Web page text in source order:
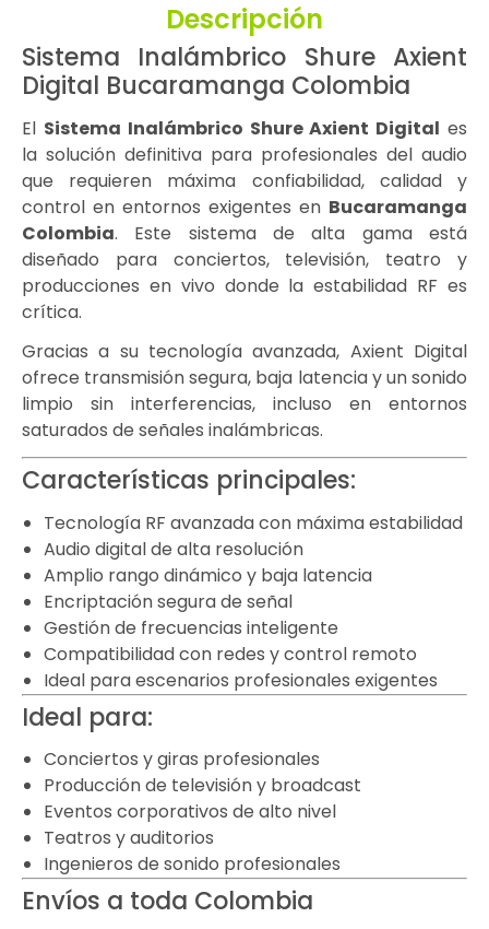
Descripción
Sistema Inalámbrico Shure Axient
Digital Bucaramanga Colombia
El Sistema Inalámbrico Shure Axient Digital es
la solución definitiva para profesionales del audio
que requieren máxima confiabilidad, calidad y
control en entornos exigentes en Bucaramanga
Colombia. Este sistema de alta gama está
diseñado para conciertos, televisión, teatro y
producciones en vivo donde la estabilidad RF es
crítica.
Gracias a su tecnología avanzada, Axient Digital
ofrece transmisión segura, baja latencia y un sonido
limpio sin interferencias, incluso en entornos
saturados de señales inalámbricas.
Características principales:
Tecnología RF avanzada con máxima estabilidad
Audio digital de alta resolución
Amplio rango dinámico y baja latencia
Encriptación segura de señal
Gestión de frecuencias inteligente
Compatibilidad con redes y control remoto
Ideal para escenarios profesionales exigentes
Ideal para:
Conciertos y giras profesionales
Producción de televisión y broadcast
Eventos corporativos de alto nivel
Teatros y auditorios
Ingenieros de sonido profesionales
Envíos a toda Colombia